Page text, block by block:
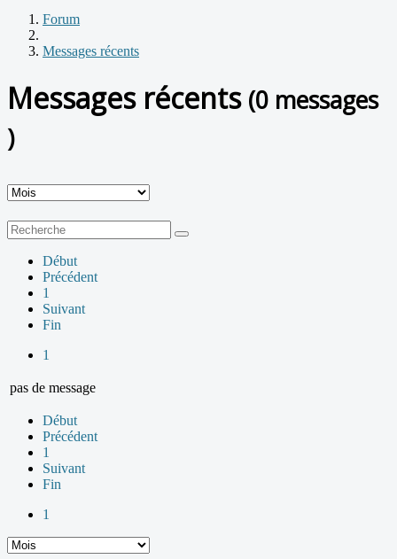
Forum
Messages récents
Messages récents (0 messages
)
Début
Précédent
1
Suivant
Fin
1
pas de message
Début
Précédent
1
Suivant
Fin
1